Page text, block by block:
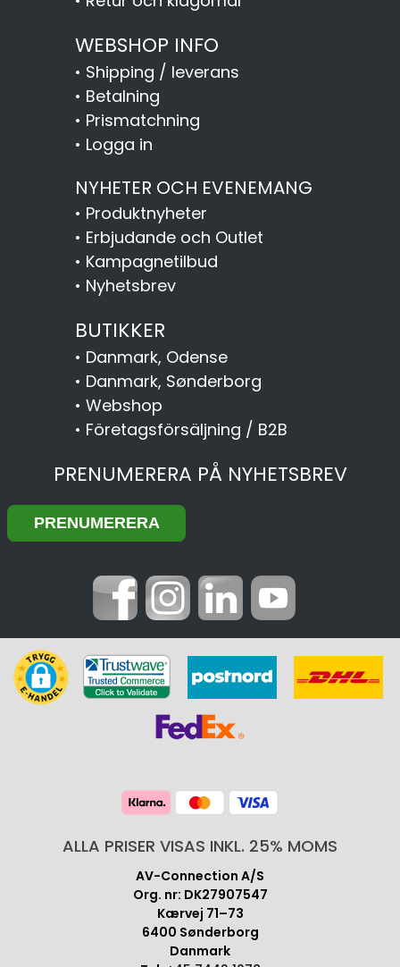
WEBSHOP INFO
• Shipping / leverans
• Betalning
• Prismatchning
• Logga in
NYHETER OCH EVENEMANG
• Produktnyheter
• Erbjudande och Outlet
• Kampagnetilbud
• Nyhetsbrev
BUTIKKER
• Danmark, Odense
• Danmark, Sønderborg
• Webshop
• Företagsförsäljning / B2B
PRENUMERERA PÅ NYHETSBREV
ALLA PRISER VISAS INKL. 25% MOMS
AV-Connection A/S
Org. nr: DK27907547
Kærvej 71–73
6400 Sønderborg
Danmark